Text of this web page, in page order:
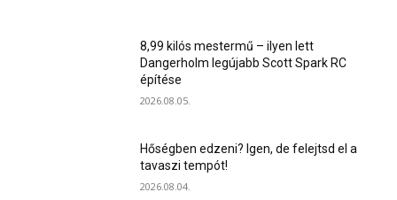
8,99 kilós mestermű – ilyen lett
Dangerholm legújabb Scott Spark RC
építése
2026.08.05.
Hőségben edzeni? Igen, de felejtsd el a
tavaszi tempót!
2026.08.04.